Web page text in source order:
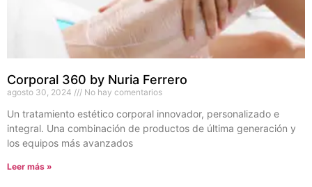
Corporal 360 by Nuria Ferrero
agosto 30, 2024 No hay comentarios
Un tratamiento estético corporal innovador, personalizado e
integral. Una combinación de productos de última generación y
los equipos más avanzados
Leer más »